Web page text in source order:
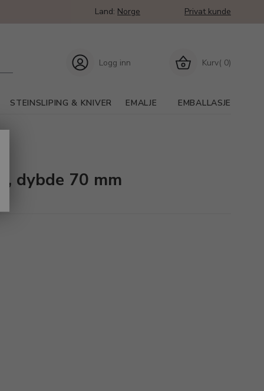
Land: Norge Privat kunde
Kurv( 0)
Logg inn
STEINSLIPING & KNIVER EMALJE EMBALLASJE
dybde 70 mm